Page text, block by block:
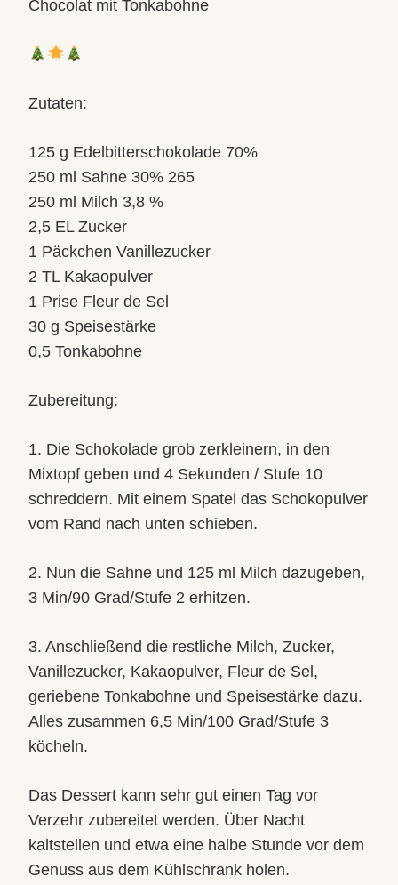
Chocolat mit Tonkabohne
Zutaten:
125 g Edelbitterschokolade 70%
250 ml Sahne 30% 265
250 ml Milch 3,8 %
2,5 EL Zucker
1 Päckchen Vanillezucker
2 TL Kakaopulver
1 Prise Fleur de Sel
30 g Speisestärke
0,5 Tonkabohne
Zubereitung:
1. Die Schokolade grob zerkleinern, in den
Mixtopf geben und 4 Sekunden / Stufe 10
schreddern. Mit einem Spatel das Schokopulver
vom Rand nach unten schieben.
2. Nun die Sahne und 125 ml Milch dazugeben,
3 Min/90 Grad/Stufe 2 erhitzen.
3. Anschließend die restliche Milch, Zucker,
Vanillezucker, Kakaopulver, Fleur de Sel,
geriebene Tonkabohne und Speisestärke dazu.
Alles zusammen 6,5 Min/100 Grad/Stufe 3
köcheln.
Das Dessert kann sehr gut einen Tag vor
Verzehr zubereitet werden. Über Nacht
kaltstellen und etwa eine halbe Stunde vor dem
Genuss aus dem Kühlschrank holen.